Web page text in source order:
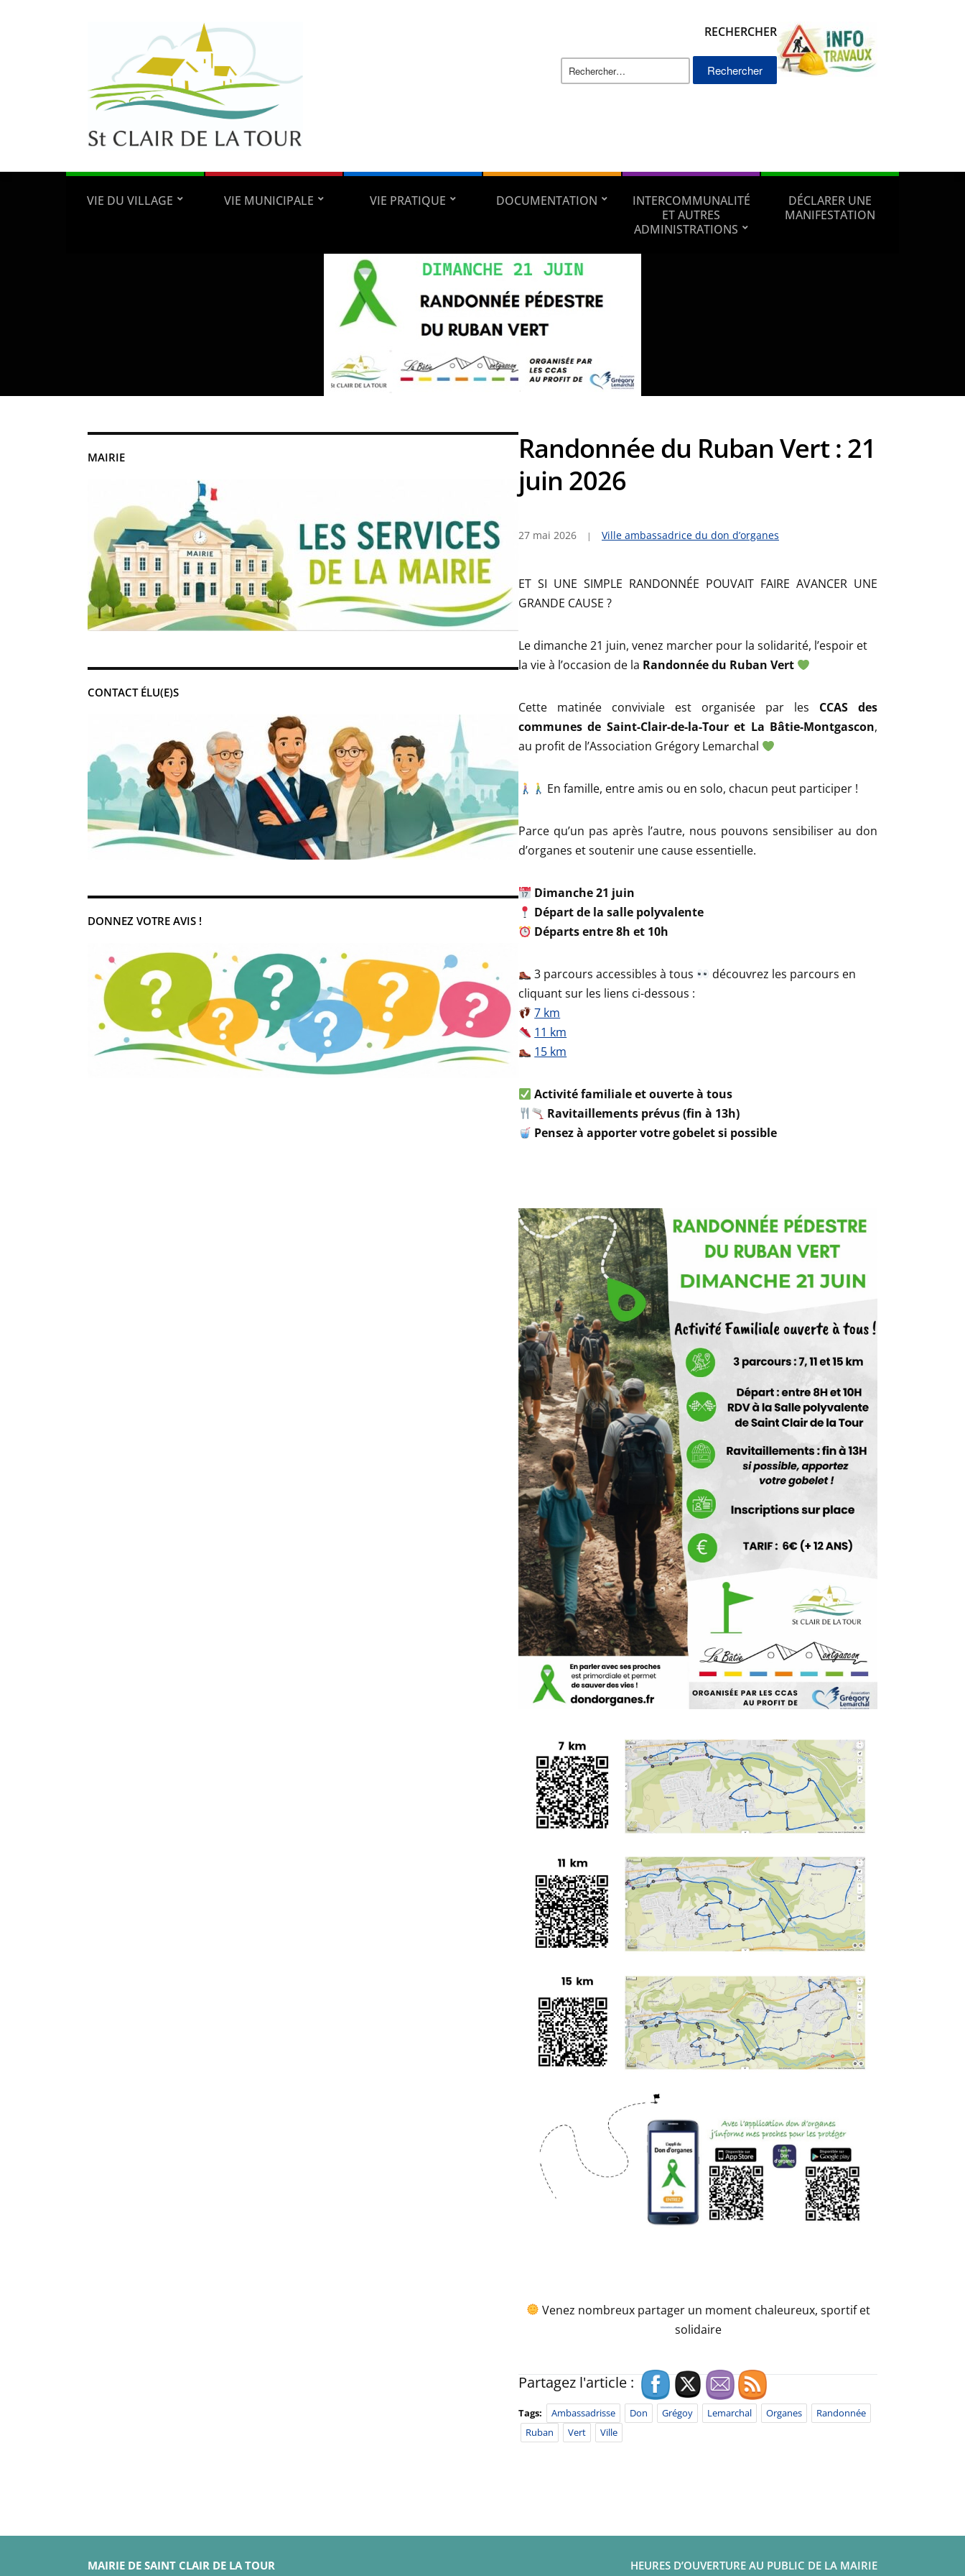
RECHERCHER
Rechercher :
VIE DU VILLAGE VIE MUNICIPALE VIE PRATIQUE DOCUMENTATION
INTERCOMMUNALITÉ
ET AUTRES
ADMINISTRATIONS
DÉCLARER UNE
MANIFESTATION
MAIRIE
CONTACT ÉLU(E)S
DONNEZ VOTRE AVIS !
Randonnée du Ruban Vert : 21
juin 2026
27 mai 2026 Ville ambassadrice du don d’organes
ET SI UNE SIMPLE RANDONNÉE POUVAIT FAIRE AVANCER UNE
GRANDE CAUSE ?
Le dimanche 21 juin, venez marcher pour la solidarité, l’espoir et
la vie à l’occasion de la Randonnée du Ruban Vert
Cette matinée conviviale est organisée par les CCAS des
communes de Saint-Clair-de-la-Tour et La Bâtie-Montgascon,
au profit de l’Association Grégory Lemarchal
En famille, entre amis ou en solo, chacun peut participer !
Parce qu’un pas après l’autre, nous pouvons sensibiliser au don
d’organes et soutenir une cause essentielle.
Dimanche 21 juin
Départ de la salle polyvalente
Départs entre 8h et 10h
3 parcours accessibles à tous
découvrez les parcours en
cliquant sur les liens ci-dessous :
7 km
11 km
15 km
Activité familiale et ouverte à tous
Ravitaillements prévus (fin à 13h)
Pensez à apporter votre gobelet si possible
Venez nombreux partager un moment chaleureux, sportif et
solidaire
Partagez l'article :
Tags: Ambassadrisse Don Grégoy Lemarchal Organes
Randonnée
Ruban
Vert Ville
MAIRIE DE SAINT CLAIR DE LA TOUR
HEURES D’OUVERTURE AU PUBLIC DE LA MAIRIE